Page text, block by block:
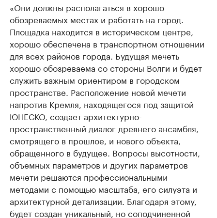
«Они должны располагаться в хорошо
обозреваемых местах и работать на город.
Площадка находится в историческом центре,
хорошо обеспечена в транспортном отношении
для всех районов города. Будущая мечеть
хорошо обозреваема со стороны Волги и будет
служить важным ориентиром в городском
пространстве. Расположение новой мечети
напротив Кремля, находящегося под защитой
ЮНЕСКО, создает архитектурно-
пространственный диалог древнего ансамбля,
смотрящего в прошлое, и нового объекта,
обращенного в будущее. Вопросы высотности,
объемных параметров и других параметров
мечети решаются профессиональными
методами с помощью масштаба, его силуэта и
архитектурной детализации. Благодаря этому,
будет создан уникальный, но соподчиненной